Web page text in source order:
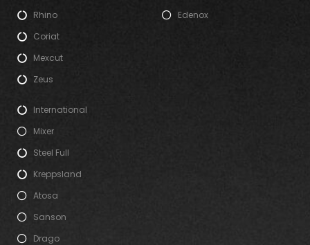
Rhino
Coriat
Mexcut
Zeus
Edenox
International
Mixer
Steel Full
Kreppsland
Atosa
Sanson
Drago